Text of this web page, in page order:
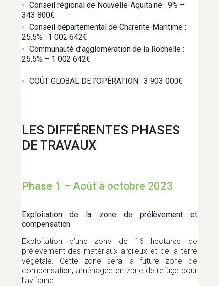
RÉNOVATION ÉNERGÉTIQUE
SANTÉ
SPORTS ET LOISIRS
TRAVAUX ET ÉQUIPEMENTS
Conseil régional de Nouvelle-Aquitaine : 9% –
343 800€
Conseil départemental de Charente-Maritime :
25.5% : 1 002 642€
Communauté d’agglomération de la Rochelle :
25.5% – 1 002 642€
COÛT GLOBAL DE l’OPÉRATION : 3 903 000€
LES DIFFÉRENTES PHASES
DE TRAVAUX
Phase 1 – Août à octobre 2023
Exploitation de la zone de prélèvement et
compensation
Exploitation d’une zone de 16 hectares de
prélèvement des matériaux argileux et de la terre
végétale. Cette zone sera la future zone de
compensation, aménagée en zone de refuge pour
l’avifaune.